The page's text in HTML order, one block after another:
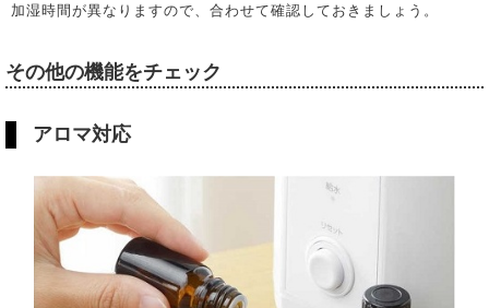
加湿時間が異なりますので、合わせて確認しておきましょう。
その他の機能をチェック
アロマ対応